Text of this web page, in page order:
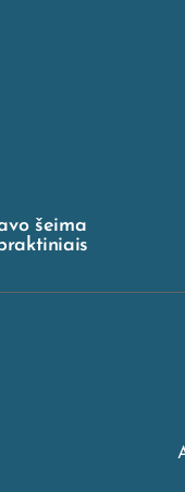
šeima